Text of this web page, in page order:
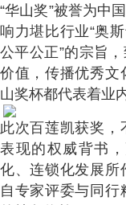
“华山奖”被誉为中
响力堪比行业“奥
公平公正”的宗旨
价值，传播优秀文
山奖杯都代表着业
此次百莲凯获奖，
表现的权威背书
化、连锁化发展所
自专家评委与同